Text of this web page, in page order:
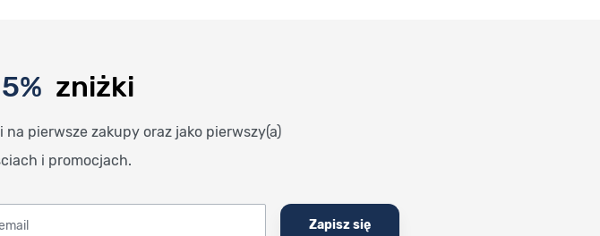
5% zniżki
pierwsze zakupy oraz jako pierwszy(a)
i promocjach.
Zapisz się